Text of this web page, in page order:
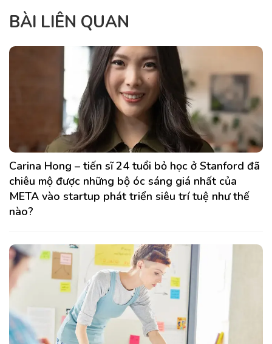
BÀI LIÊN QUAN
Carina Hong – tiến sĩ 24 tuổi bỏ học ở Stanford đã
chiêu mộ được những bộ óc sáng giá nhất của
META vào startup phát triển siêu trí tuệ như thế
nào?